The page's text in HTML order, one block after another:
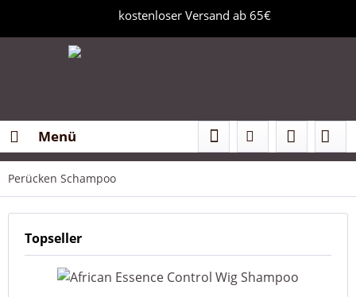
kostenloser Versand ab 65€
Menü
Perücken Schampoo
Topseller